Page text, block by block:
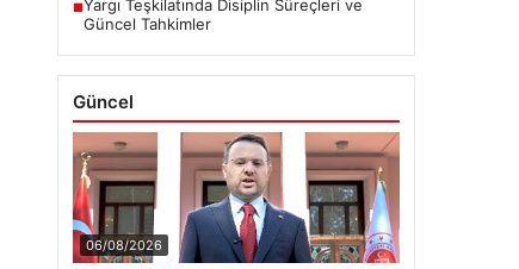
■Yargı Teşkilatında Disiplin Süreçleri ve
Güncel Tahkimler
Güncel
06/08/2026